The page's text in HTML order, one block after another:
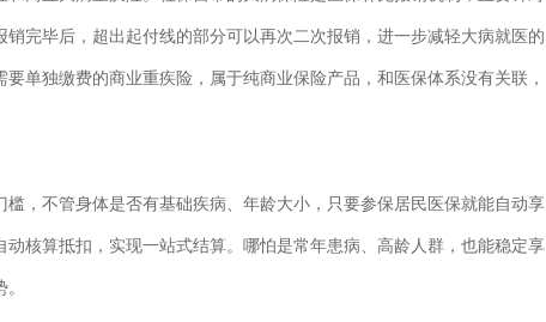
完毕后，超出起付线的部分可以再次二次报销，进一步减轻大病就医的
单独缴费的商业重疾险，属于纯商业保险产品，和医保体系没有关联，
不管身体是否有基础疾病、年龄大小，只要参保居民医保就能自动享
核算抵扣，实现一站式结算。哪怕是常年患病、高龄人群，也能稳定享